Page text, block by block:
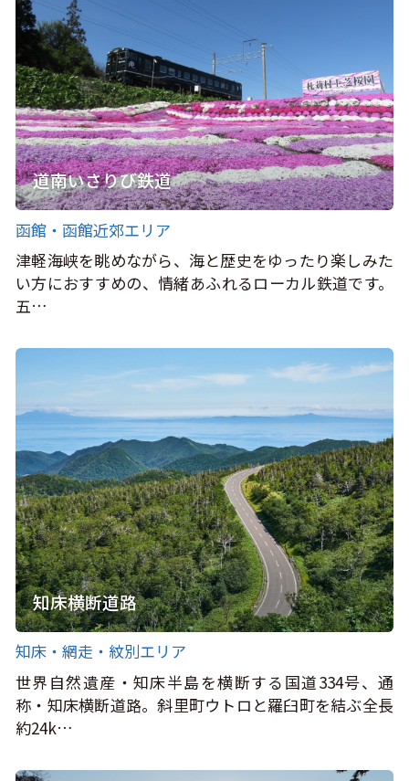
道南いさりび鉄道
函館・函館近郊エリア
津軽海峡を眺めながら、海と歴史をゆったり楽しみた
い方におすすめの、情緒あふれるローカル鉄道です。
五…
知床横断道路
知床・網走・紋別エリア
世界自然遺産・知床半島を横断する国道334号、通
称・知床横断道路。斜里町ウトロと羅臼町を結ぶ全長
約24k…